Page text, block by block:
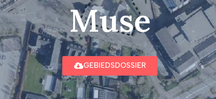
Muse
GEBIEDSDOSSIER